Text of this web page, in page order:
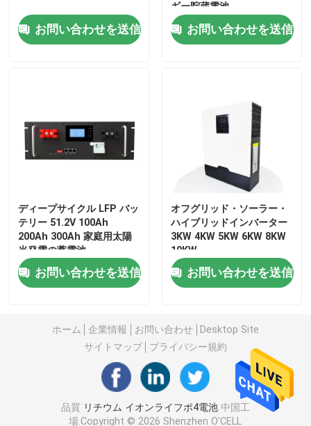
ニュース
12v ライフポ4電池のパック
家エネルギー電池
ライフポ4ゴルフ カート電池
RV ライフポ4電池
リチウム隣酸塩細胞
小さいlipo電池
お問い合わせを送信
ギー貯蔵電池
お問い合わせを送信
ディープサイクル LFP バッ
テリー 51.2V 100Ah
200Ah 300Ah 家庭用太陽
光発電の蓄電池
お問い合わせを送信
オフグリッド・ソーラー・
ハイブリッドインバーター
3KW 4KW 5KW 6KW 8KW
10KW
お問い合わせを送信
ホーム 企業情報 お問い合わせ
Desktop Site
サイトマップ
プライバシー規約
品質 リチウム イオンライフポ4電池中国工
場.Copyright © 2026 Shenzhen O'CELL